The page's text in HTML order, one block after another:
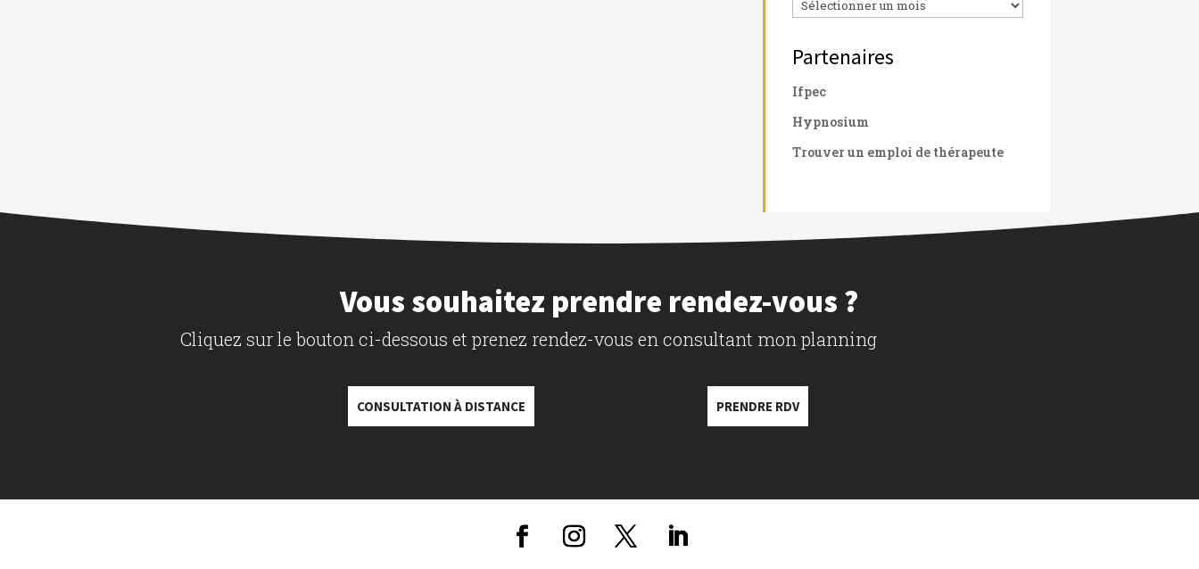
Partenaires
Ifpec
Hypnosium
Trouver un emploi de thérapeute
Vous souhaitez prendre rendez-vous ?
Cliquez sur le bouton ci-dessous et prenez rendez-vous en consultant mon planning
CONSULTATION À DISTANCE PRENDRE RDV